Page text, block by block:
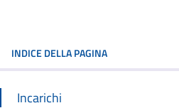
INDICE DELLA PAGINA
Incarichi